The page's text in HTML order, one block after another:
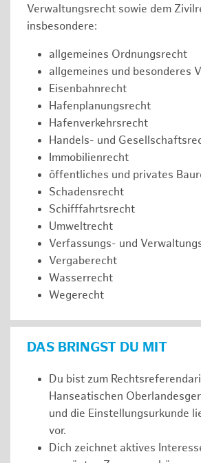
Verwaltungsrecht sowie dem
insbesondere:
allgemeines Ordnungsrecht
allgemeines und besonderes
Eisenbahnrecht
Hafenplanungsrecht
Hafenverkehrsrecht
Handels- und
Immobilienrecht
öffentliches und privates
Schadensrecht
Schifffahrtsrecht
Umweltrecht
Verfassungs- und
Vergaberecht
Wasserrecht
Wegerecht
DAS BRINGST DU MIT
Du bist zum
Hanseatischen
und die Einstellungsurkunde
vor.
Dich zeichnet aktives